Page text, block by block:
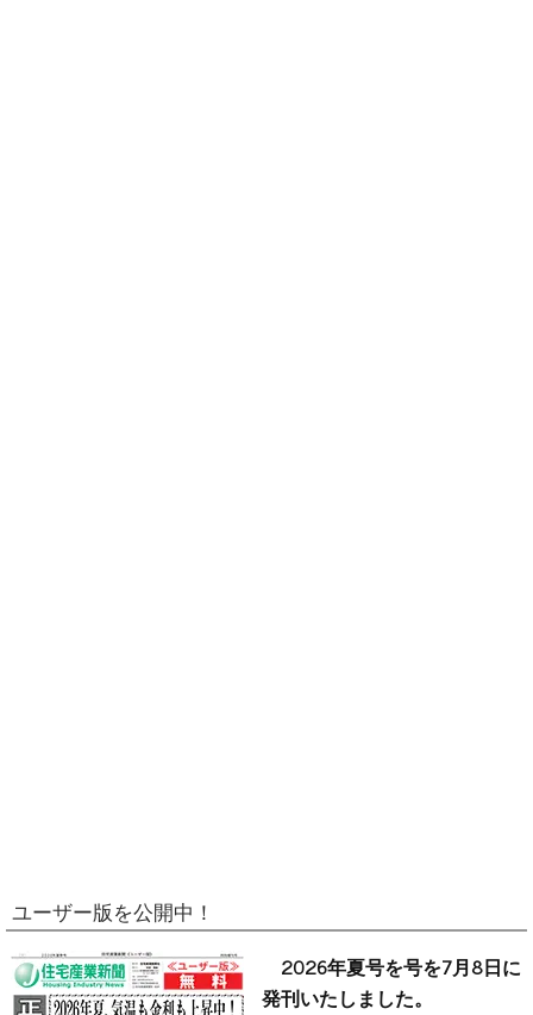
ユーザー版を公開中！
2026年夏号を号を7月8日に
発刊いたしました。